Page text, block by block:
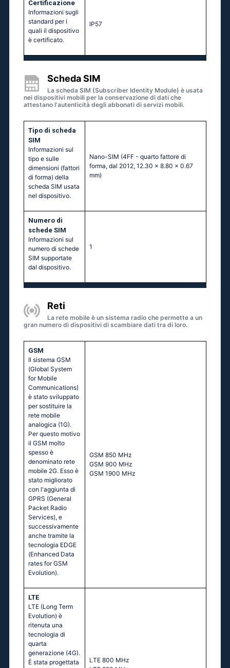
Certificazione
Informazioni sugli
standard per i
quali il dispositivo
è certificato.
IP57
Scheda SIM
La scheda SIM (Subscriber Identity Module) è usata
nei dispositivi mobili per la conservazione di dati che
attestano l'autenticità degli abbonati di servizi mobili.
Tipo di scheda
SIM
Informazioni sul
tipo e sulle
dimensioni (fattori
di forma) della
scheda SIM usata
nel dispositivo.
Nano-SIM (4FF - quarto fattore di
forma, dal 2012, 12.30 x 8.80 x 0.67
mm)
Numero di
schede SIM
Informazioni sul
numero di schede
SIM supportate
dal dispositivo.
1
Reti
La rete mobile è un sistema radio che permette a un
gran numero di dispositivi di scambiare dati tra di loro.
GSM
Il sistema GSM
(Global System
for Mobile
Communications)
è stato sviluppato
per sostituire la
rete mobile
analogica (1G).
Per questo motivo
il GSM molto
spesso è
denominato rete
mobile 2G. Esso è
stato migliorato
con l'aggiunta di
GPRS (General
Packet Radio
Services), e
successivamente
anche tramite la
tecnologia EDGE
(Enhanced Data
rates for GSM
Evolution).
GSМ 850 МНz
GSМ 900 МНz
GSМ 1900 МНz
LTE
LTE (Long Term
Evolution) è
ritenuta una
tecnologia di
quarta
generazione (4G).
È stata progettata
LТЕ 800 МНz